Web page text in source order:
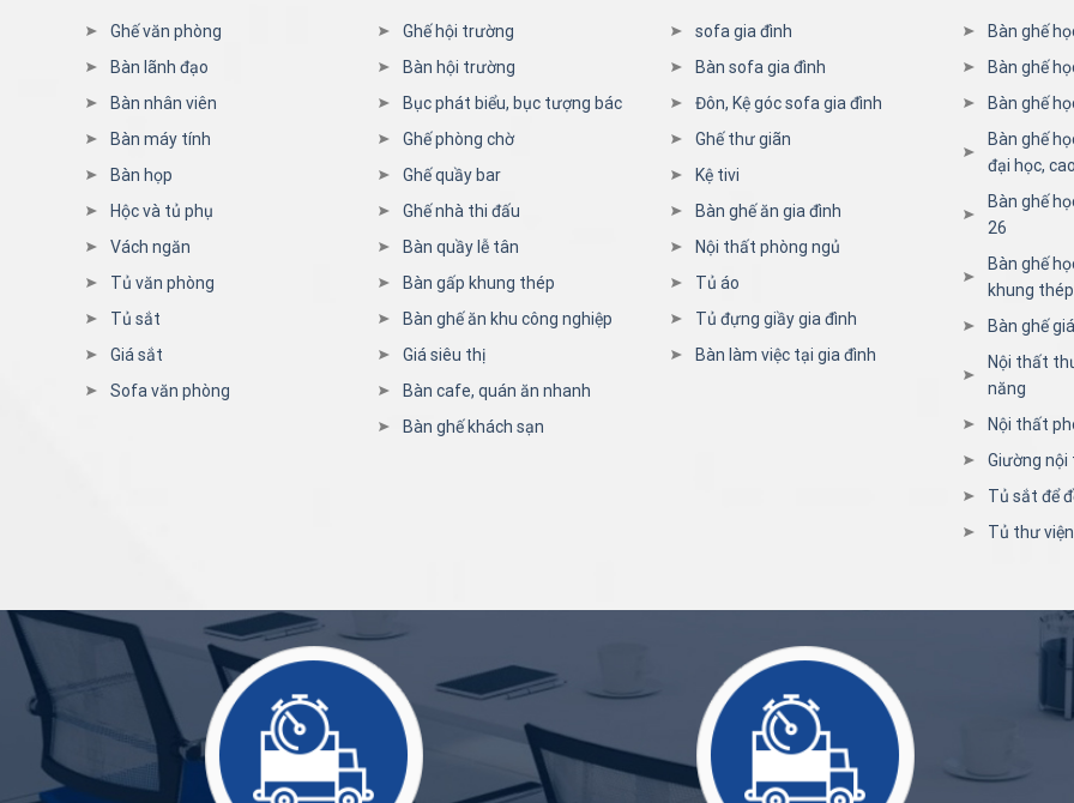
Ghế văn phòng
Bàn lãnh đạo
Bàn nhân viên
Bàn máy tính
Bàn họp
Hộc và tủ phụ
Vách ngăn
Tủ văn phòng
Tủ sắt
Giá sắt
Sofa văn phòng
Ghế hội trường
Bàn hội trường
Bục phát biểu, bục tượng bác
Ghế phòng chờ
Ghế quầy bar
Ghế nhà thi đấu
Bàn quầy lễ tân
Bàn gấp khung thép
Bàn ghế ăn khu công nghiệp
Giá siêu thị
Bàn cafe, quán ăn nhanh
Bàn ghế khách sạn
sofa gia đình
Bàn sofa gia đình
Đôn, Kệ góc sofa gia đình
Ghế thư giãn
Kệ tivi
Bàn ghế ăn gia đình
Nội thất phòng ngủ
Tủ áo
Tủ đựng giầy gia đình
Bàn làm việc tại gia đình
Bàn ghế
Bàn ghế
Bàn ghế
Bàn ghế
đại học,
Bàn ghế
26
Bàn ghế
khung
Bàn ghế
Nội thất
năng
Nội thất
Giường nội
Tủ sắt để
Tủ thư